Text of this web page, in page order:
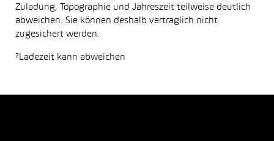
Zuladung, Topographie und Jahreszeit teilweise deutlich
abweichen. Sie können deshalb vertraglich nicht
zugesichert werden.
²Ladezeit kann abweichen